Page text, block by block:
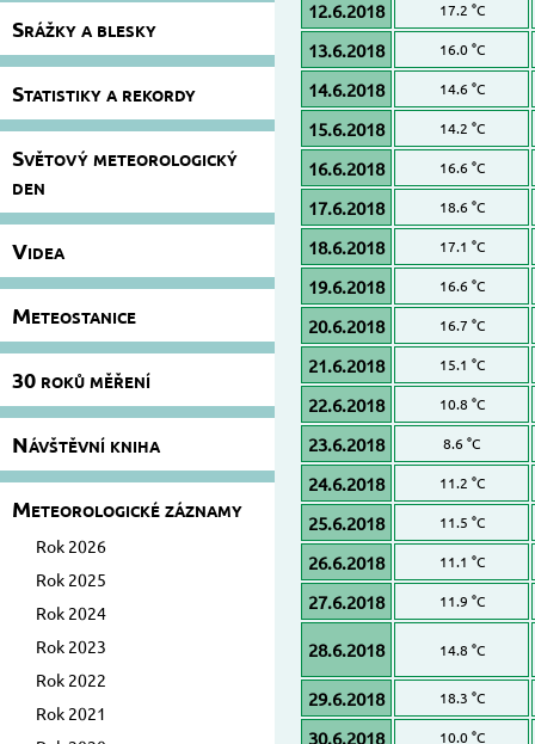
Srážky a blesky
Statistiky a rekordy
Světový meteorologický
den
Videa
Meteostanice
30 roků měření
Návštěvní kniha
Meteorologické záznamy
Rok 2026
Rok 2025
Rok 2024
Rok 2023
Rok 2022
Rok 2021
12.6.2018 17.2 °C
13.6.2018 16.0 °C
14.6.2018 14.6 °C
15.6.2018 14.2 °C
16.6.2018 16.6 °C
17.6.2018 18.6 °C
18.6.2018 17.1 °C
19.6.2018 16.6 °C
20.6.2018 16.7 °C
21.6.2018 15.1 °C
22.6.2018 10.8 °C
23.6.2018 8.6 °C
24.6.2018 11.2 °C
25.6.2018 11.5 °C
26.6.2018 11.1 °C
27.6.2018 11.9 °C
28.6.2018 14.8 °C
29.6.2018 18.3 °C
30.6.2018 10.0 °C